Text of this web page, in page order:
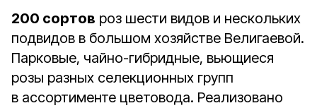
200 сортов роз шести видов и нескольких
подвидов в большом хозяйстве Велигаевой.
Парковые, чайно-гибридные, вьющиеся
розы разных селекционных групп
в ассортименте цветовода. Реализовано